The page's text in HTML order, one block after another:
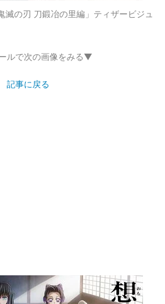
滅の刃 刀鍛冶の里編」ティザービジュ
ルで次の画像をみる▼
記事に戻る